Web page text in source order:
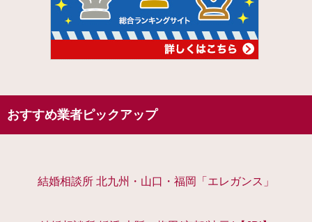
おすすめ業者ピックアップ
結婚相談所 北九州・山口・福岡「エレガンス」